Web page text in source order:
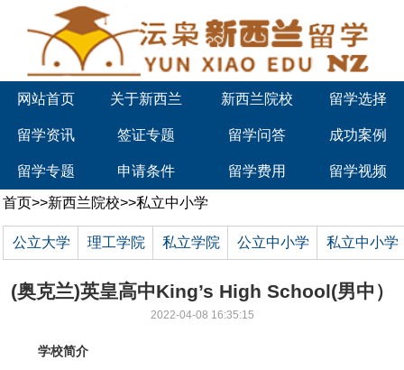
网站首页 关于新西兰 新西兰院校 留学选择
留学资讯 签证专题 留学问答 成功案例
留学专题 申请条件 留学费用 留学视频
首页>>新西兰院校>>私立中小学
公立大学 理工学院 私立学院 公立中小学 私立中小学
(奥克兰)英皇高中King’s High School(男中）
2022-04-08 16:35:15
学校简介